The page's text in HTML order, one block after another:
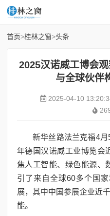
首页>桂林之窗>头条
2025汉诺威工博会
与全球伙伴
2025-04-10
新华丝路法兰克福4
年德国汉诺威工业博览会
焦人工智能、绿色能源、
引了来自全球60多个国
展，其中中国参展企业近
能。